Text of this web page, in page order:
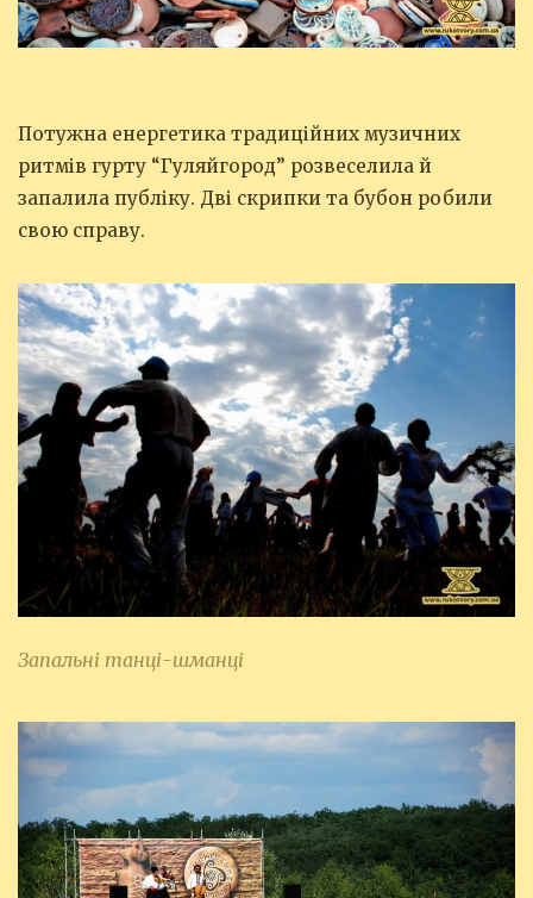
Потужна енергетика традиційних музичних
ритмів гурту “Гуляйгород” розвеселила й
запалила публіку. Дві скрипки та бубон робили
свою справу.
Запальні танці-шманці